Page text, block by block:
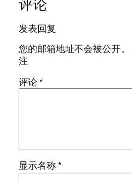
评论
发表回复
您的邮箱地址不会被公开。
注
评论*
显示名称*